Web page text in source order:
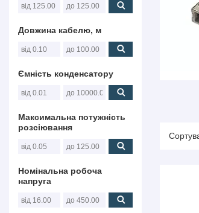
Довжина кабелю, м
Ємність конденсатору
Максимальна потужність
розсіювання
Номінальна робоча
напруга